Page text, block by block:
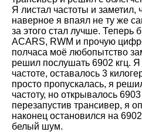
Я листал частоты и заметил,
наверное я впаял не ту же
за этого стал лучше. Теперь
ACARS, RWM и прочую
полчаса моё любопытство
решил послушать 6902 кгц.
частоте, оставалось 3
просто пропускалась, я
частоту, но открывалось
перезапустив трансивер, я
наконец остановился на
белый шум.